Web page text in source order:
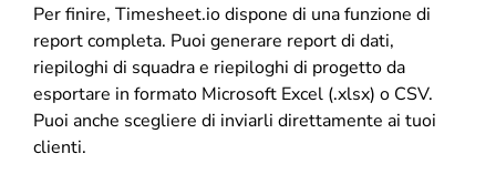
Per finire, Timesheet.io dispone di una funzione di
report completa. Puoi generare report di dati,
riepiloghi di squadra e riepiloghi di progetto da
esportare in formato Microsoft Excel (.xlsx) o CSV.
Puoi anche scegliere di inviarli direttamente ai tuoi
clienti.